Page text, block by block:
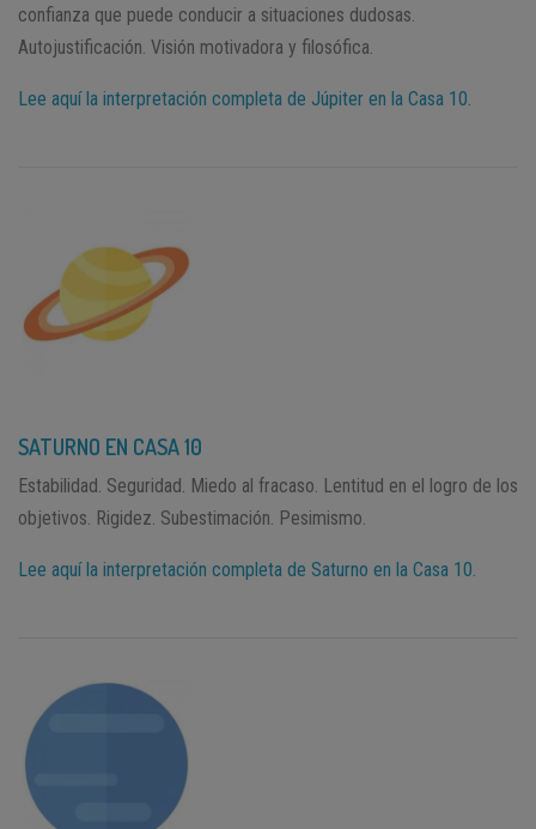
confianza que puede conducir a situaciones dudosas.
Autojustificación. Visión motivadora y filosófica.
Lee aquí la interpretación completa de Júpiter en la Casa 10.
SATURNO EN CASA 10
Estabilidad. Seguridad. Miedo al fracaso. Lentitud en el logro de los
objetivos. Rigidez. Subestimación. Pesimismo.
Lee aquí la interpretación completa de Saturno en la Casa 10.